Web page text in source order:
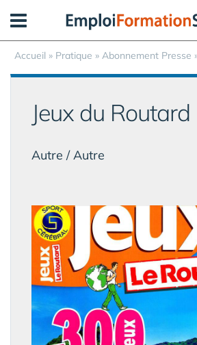
Accueil » Pratique » Abonnement Presse
Jeux du Routard
Autre / Autre